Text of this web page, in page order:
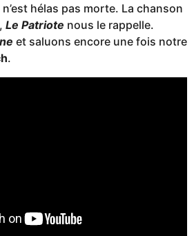
hélas pas morte. La chanson
Le Patriote nous le rappelle.
et saluons encore une fois notre
.